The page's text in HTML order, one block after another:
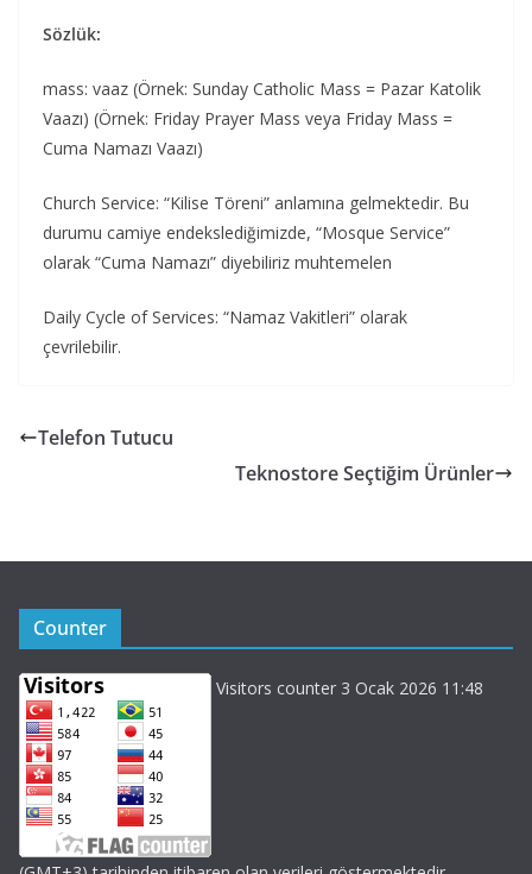
Sözlük:
mass: vaaz (Örnek: Sunday Catholic Mass = Pazar Katolik
Vaazı) (Örnek: Friday Prayer Mass veya Friday Mass =
Cuma Namazı Vaazı)
Church Service: “Kilise Töreni” anlamına gelmektedir. Bu
durumu camiye endekslediğimizde, “Mosque Service”
olarak “Cuma Namazı” diyebiliriz muhtemelen
Daily Cycle of Services: “Namaz Vakitleri” olarak
çevrilebilir.
Telefon Tutucu
Teknostore Seçtiğim Ürünler
Counter
Visitors counter 3 Ocak 2026 11:48